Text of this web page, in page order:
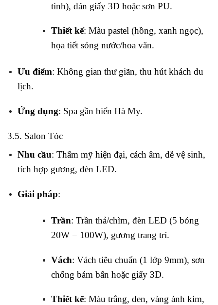
tinh), dán giấy 3D hoặc sơn PU.
Thiết kế: Màu pastel (hồng, xanh ngọc),
họa tiết sóng nước/hoa văn.
Ưu điểm: Không gian thư giãn, thu hút khách du
lịch.
Ứng dụng: Spa gần biển Hà My.
3.5. Salon Tóc
Nhu cầu: Thẩm mỹ hiện đại, cách âm, dễ vệ sinh,
tích hợp gương, đèn LED.
Giải pháp:
Trần: Trần thả/chìm, đèn LED (5 bóng
20W = 100W), gương trang trí.
Vách: Vách tiêu chuẩn (1 lớp 9mm), sơn
chống bám bẩn hoặc giấy 3D.
Thiết kế: Màu trắng, đen, vàng ánh kim,